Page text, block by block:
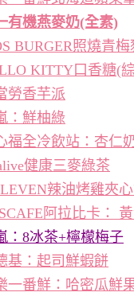
有機燕麥奶(全素)
BURGER照燒青
KITTY口香糖(
勞香芋派
：鮮柚綠
福全冷飲站：杏仁
健康三麥綠茶
辣油烤雞夾
阿拉比卡：
：8冰茶+檸檬梅子
基：起司鮮蝦餅
一番鮮：哈密瓜鮮